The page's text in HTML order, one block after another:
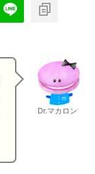
Dr.マカロン